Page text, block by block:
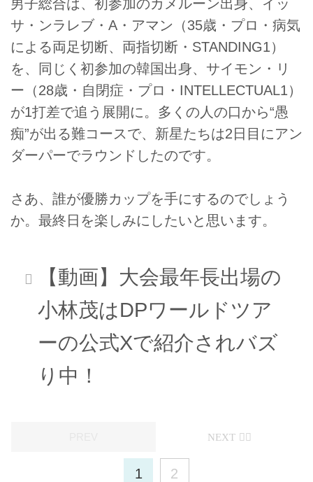
男子総合は、初参加のカメルーン出身、イッ
サ・ンラレブ・A・アマン（35歳・プロ・病気
による両足切断、両指切断・STANDING1）
を、同じく初参加の韓国出身、サイモン・リ
ー（28歳・自閉症・プロ・INTELLECTUAL1）
が1打差で追う展開に。多くの人の口から“愚
痴”が出る難コースで、新星たちは2日目にアン
ダーパーでラウンドしたのです。
さあ、誰が優勝カップを手にするのでしょう
か。最終日を楽しみにしたいと思います。
【動画】大会最年長出場の
小林茂はDPワールドツア
ーの公式Xで紹介されバズ
り中！
1 2